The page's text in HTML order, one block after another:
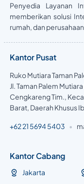
Penyedia Layanan
memberikan solusi
rumah, dan
Kantor Pusat
Ruko Mutiara Taman
Jl. Taman Palem
Cengkareng Tim.,
Barat, Daerah Khusus
+62 21 5694 5403 •
Kantor Cabang
Jakarta